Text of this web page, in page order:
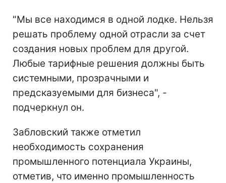
"Мы все находимся в одной лодке. Нельзя
решать проблему одной отрасли за счет
создания новых проблем для другой.
Любые тарифные решения должны быть
системными, прозрачными и
предсказуемыми для бизнеса", -
подчеркнул он.
Забловский также отметил
необходимость сохранения
промышленного потенциала Украины,
отметив, что именно промышленность